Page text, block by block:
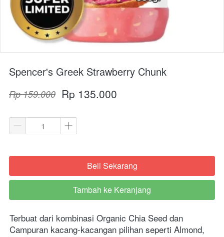
Spencer's Greek Strawberry Chunk
Rp 159.000 Rp 135.000
`Beli Sekarang
`
Tambah ke Keranjang
Terbuat dari kombinasi Organic Chia Seed dan
Campuran kacang-kacangan pilihan seperti Almond,